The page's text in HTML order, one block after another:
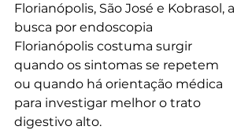
Florianópolis, São José e Kobrasol, a
busca por endoscopia
Florianópolis costuma surgir
quando os sintomas se repetem
ou quando há orientação médica
para investigar melhor o trato
digestivo alto.